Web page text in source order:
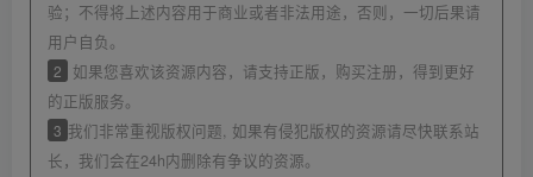
验；不得将上述内容用于商业或者非法用途，否则，一切后果请
用户自负。
2
如果您喜欢该资源内容，请支持正版，购买注册，得到更好
的正版服务。
3 我们非常重视版权问题, 如果有侵犯版权的资源请尽快联系站
长，我们会在24h内删除有争议的资源。